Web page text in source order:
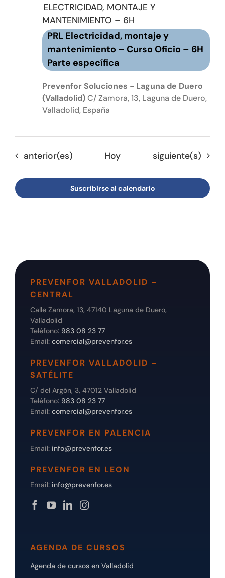
ELECTRICIDAD, MONTAJE Y
MANTENIMIENTO – 6H
PRL Electricidad, montaje y
mantenimiento – Curso Oficio – 6H
Parte específica
Prevenfor Soluciones - Laguna de Duero
(Valladolid)C/ Zamora, 13, Laguna de Duero,
Valladolid, España
Eventos
anterior(es) Hoy Eventos
siguiente(s)
Suscribirse al calendario
PREVENFOR VALLADOLID –
CENTRAL
Calle Zamora, 13, 47140 Laguna de Duero,
Valladolid
Teléfono: 983 08 23 77
Email: comercial@prevenfor.es
PREVENFOR VALLADOLID –
SATÉLITE
C/ del Argón, 3, 47012 Valladolid
Teléfono: 983 08 23 77
Email: comercial@prevenfor.es
PREVENFOR EN PALENCIA
Email: info@prevenfor.es
PREVENFOR EN LEON
Email: info@prevenfor.es
AGENDA DE CURSOS
Agenda de cursos en Valladolid